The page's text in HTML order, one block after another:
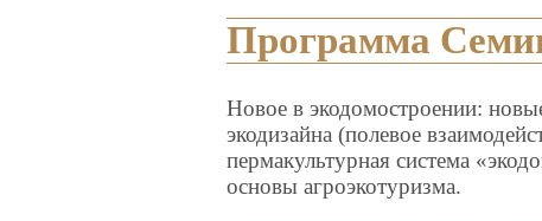
Программа
Новое в экодомостроении:
экодизайна (полевое
пермакультурная система
основы агроэкотуризма.